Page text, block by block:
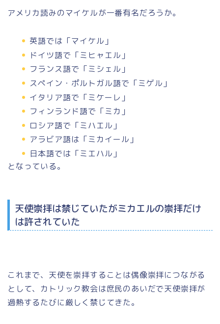
アメリカ読みのマイケルが一番有名だろうか。
英語では「マイケル」
ドイツ語で「ミヒャエル」
フランス語で「ミシェル」
スペイン・ポルトガル語で「ミゲル」
イタリア語で「ミケーレ」
フィンランド語で「ミカ」
ロシア語で「ミハエル」
アラビア語は「ミカイール」
日本語では「ミエハル」
となっている。
天使崇拝は禁じていたがミカエルの崇拝だけ
は許されていた
これまで、天使を崇拝することは偶像崇拝につながる
として、カトリック教会は庶民のあいだで天使崇拝が
過熱するたびに厳しく禁じてきた。